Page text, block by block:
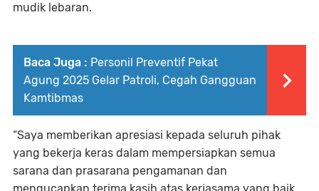
mudik lebaran.
Baca Juga : Personil Preventif Pekat
Agung 2025 Gelar Patroli, Cegah Gangguan
Kamtibmas
“Saya memberikan apresiasi kepada seluruh pihak
yang bekerja keras dalam mempersiapkan semua
sarana dan prasarana pengamanan dan